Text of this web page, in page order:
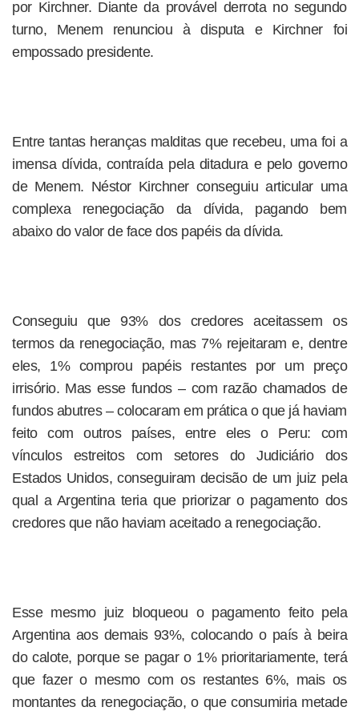
por Kirchner. Diante da provável derrota no segundo
turno, Menem renunciou à disputa e Kirchner foi
empossado presidente.
Entre tantas heranças malditas que recebeu, uma foi a
imensa dívida, contraída pela ditadura e pelo governo
de Menem. Néstor Kirchner conseguiu articular uma
complexa renegociação da dívida, pagando bem
abaixo do valor de face dos papéis da dívida.
Conseguiu que 93% dos credores aceitassem os
termos da renegociação, mas 7% rejeitaram e, dentre
eles, 1% comprou papéis restantes por um preço
irrisório. Mas esse fundos – com razão chamados de
fundos abutres – colocaram em prática o que já haviam
feito com outros países, entre eles o Peru: com
vínculos estreitos com setores do Judiciário dos
Estados Unidos, conseguiram decisão de um juiz pela
qual a Argentina teria que priorizar o pagamento dos
credores que não haviam aceitado a renegociação.
Esse mesmo juiz bloqueou o pagamento feito pela
Argentina aos demais 93%, colocando o país à beira
do calote, porque se pagar o 1% prioritariamente, terá
que fazer o mesmo com os restantes 6%, mais os
montantes da renegociação, o que consumiria metade